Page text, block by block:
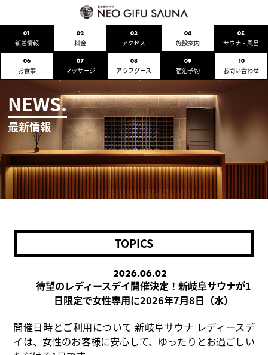
01
新着情報
02
料金
03
アクセス
04
施設案内
05
サウナ・風呂
06
お食事
07
マッサージ
08
アウフグース
09
宿泊予約
10
お問い合わせ
NEWS.
最新情報
TOPICS
2026.06.02
待望のレディースデイ開催決定！新岐阜サウナが1
日限定で女性専用に2026年7月8日（水）
開催日時とご利用について 新岐阜サウナ レディースデ
イは、女性のお客様に安心して、ゆったりとお過ごしい